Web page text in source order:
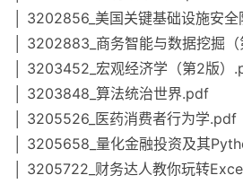
│ 3202856_美国关键基础设施安
│ 3202883_商务智能与数据挖掘
│ 3203452_宏观经济学（第2版）
│ 3203848_算法统治世界.pdf
│ 3205526_医药消费者行为学.pdf
│ 3205658_量化金融投资及其
│ 3205722_财务达人教你玩转